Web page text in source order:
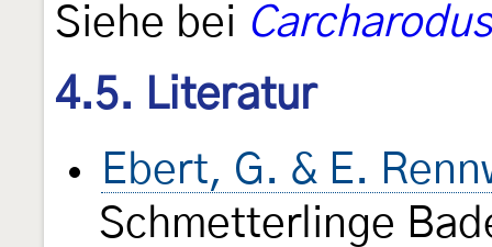
Siehe bei
4.5. Literatur
Ebert, G. & E.
Schmetterlinge